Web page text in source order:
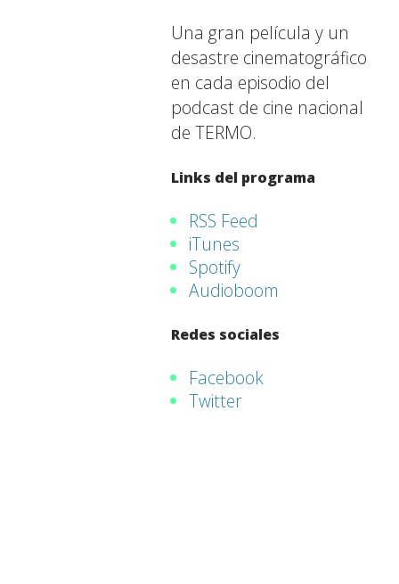
Una gran película y un
desastre cinematográfico
en cada episodio del
podcast de cine nacional
de TERMO.
Links del programa
RSS Feed
iTunes
Spotify
Audioboom
Redes sociales
Facebook
Twitter